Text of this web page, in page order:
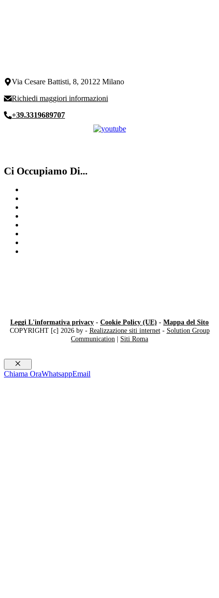
Via Cesare Battisti, 8, 20122 Milano
Richiedi maggiori informazioni
+39.3319689707
Ci Occupiamo Di...
Leggi L'informativa privacy - Cookie Policy (UE) - Mappa del Sito
COPYRIGHT [c] 2026 by - Realizzazione siti internet- Solution Group
Communication | Siti Roma
Chiudi
Chiama OraWhatsappEmail